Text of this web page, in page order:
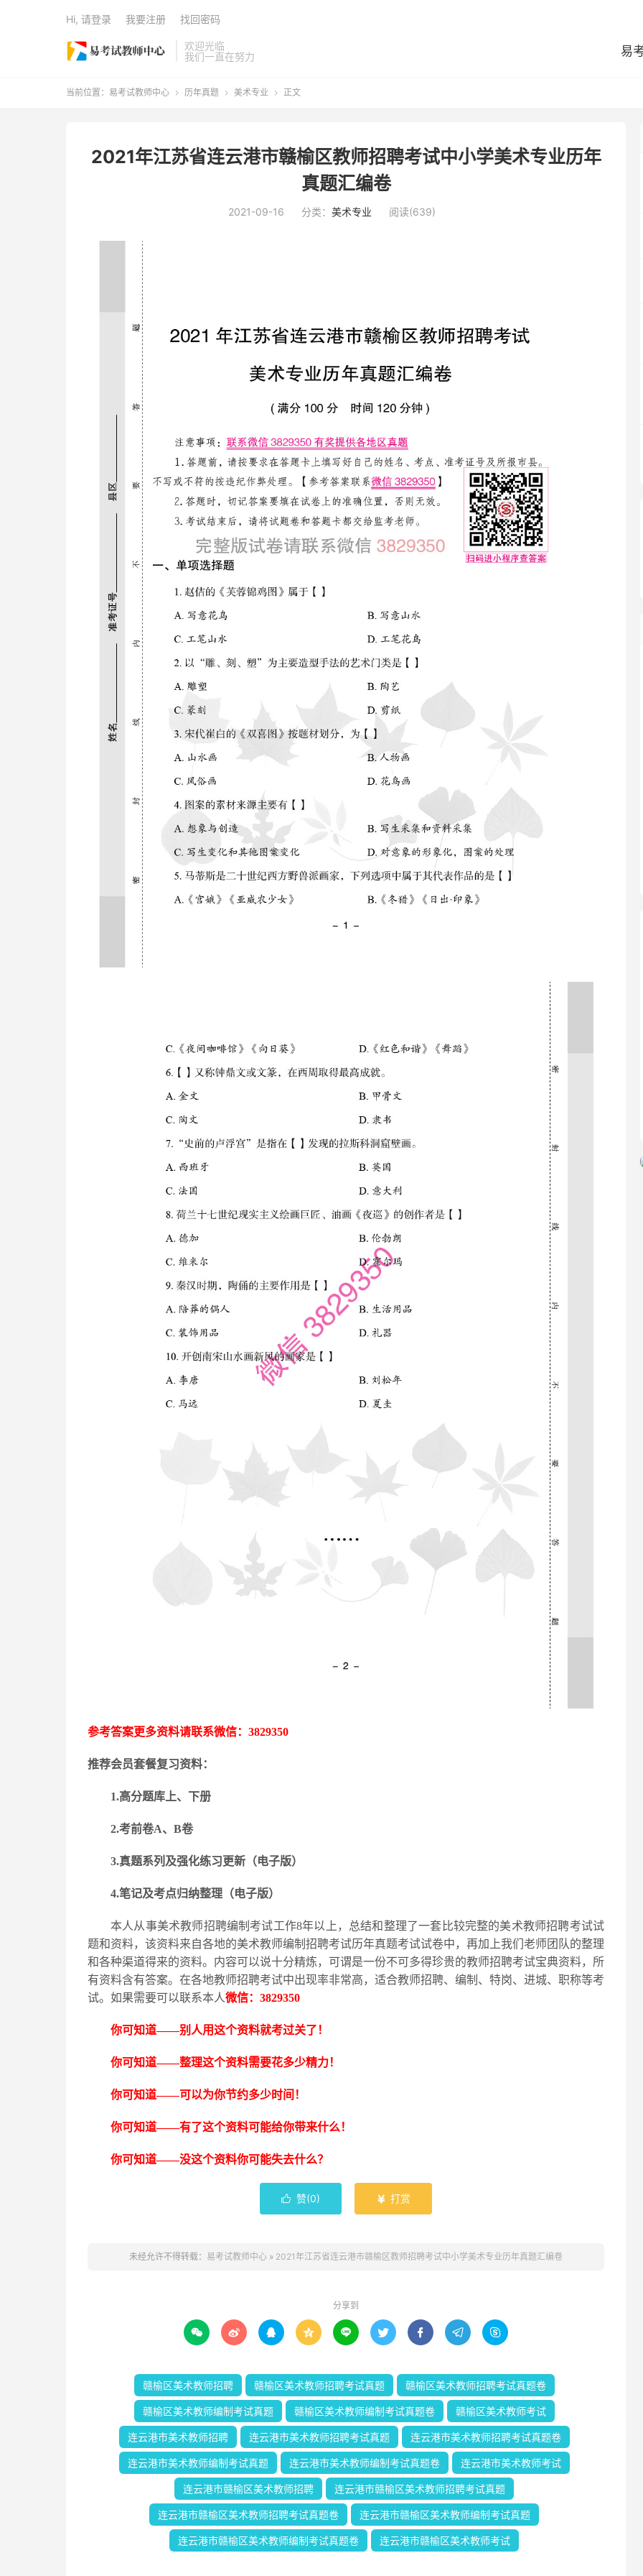
欢迎光临
我们一直在努力
易
Hi, 请登录 我要注册 找回密码
当前位置： 易考试教师中心  历年真题  美术专业  正文
2021年江苏省连云港市赣榆区教师招聘考试中小学美术专业历年
真题汇编卷
2021-09-16 分类： 美术专业 阅读(639)
参考答案更多资料请联系微信： 3829350
推荐会员套餐复习资料：
1.高分题库上、下册
2.考前卷A、B卷
3.真题系列及强化练习更新 （电子版）
4.笔记及考点归纳整理（电子版）
本人从事美术教师招聘编制考试工作8年以上，总结和整理了一套比较完整的美术教师招聘考试试
题和资料，该资料来自各地的美术教师编制招聘考试历年真题考试试卷中，再加上我们老师团队的整理
和各种渠道得来的资料。内容可以说十分精炼，可谓是一份不可多得珍贵的教师招聘考试宝典资料，所
有资料含有答案。在各地教师招聘考试中出现率非常高，适合教师招聘、编制、特岗、进城、职称等考
试。如果需要可以联系本人微信： 3829350
你可知道——别人用这个资料就考过关了！
你可知道——整理这个资料需要花多少精力！
你可知道——可以为你节约多少时间！
你可知道——有了这个资料可能给你带来什么！
你可知道——没这个资料你可能失去什么？
 赞(0)  打赏
未经允许不得转载： 易考试教师中心 » 2021年江苏省连云港市赣榆区教师招聘考试中小学美术专业历年真题汇编卷
分享到
        
赣榆区美术教师招聘 赣榆区美术教师招聘考试真题 赣榆区美术教师招聘考试真题卷
赣榆区美术教师编制考试真题 赣榆区美术教师编制考试真题卷 赣榆区美术教师考试
连云港市美术教师招聘 连云港市美术教师招聘考试真题 连云港市美术教师招聘考试真题卷
连云港市美术教师编制考试真题 连云港市美术教师编制考试真题卷 连云港市美术教师考试
连云港市赣榆区美术教师招聘 连云港市赣榆区美术教师招聘考试真题
连云港市赣榆区美术教师招聘考试真题卷 连云港市赣榆区美术教师编制考试真题
连云港市赣榆区美术教师编制考试真题卷 连云港市赣榆区美术教师考试